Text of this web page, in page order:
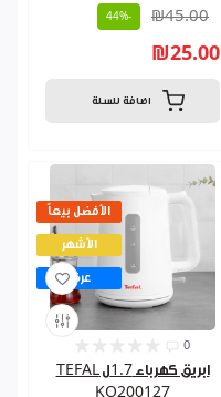
₪45.00
-44%
₪25.00
اضافة للسلة
الأفضل بيعاً
الأشهر
عرض
0
ابريق كهرباء 1.7ل TEFAL
KO200127